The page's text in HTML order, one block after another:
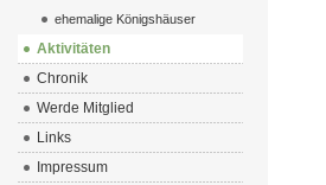
ehemalige Königshäuser
Aktivitäten
Chronik
Werde Mitglied
Links
Impressum